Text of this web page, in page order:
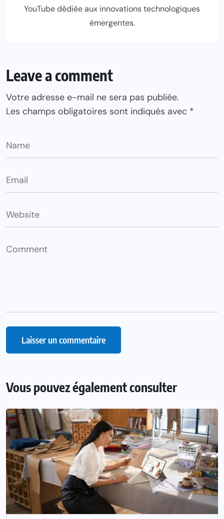
YouTube dédiée aux innovations technologiques
émergentes.
Leave a comment
Votre adresse e-mail ne sera pas publiée.
Les champs obligatoires sont indiqués avec *
Vous pouvez également consulter